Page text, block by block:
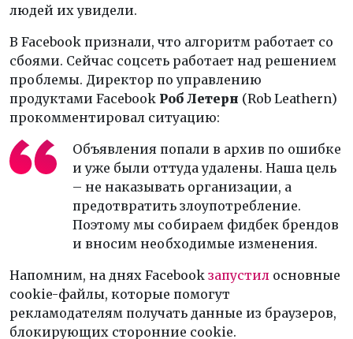
людей их увидели.
В Facebook признали, что алгоритм работает со
сбоями. Сейчас соцсеть работает над решением
проблемы. Директор по управлению
продуктами Facebook Роб Летерн (Rob Leathern)
прокомментировал ситуацию:
Объявления попали в архив по ошибке
и уже были оттуда удалены. Наша цель
– не наказывать организации, а
предотвратить злоупотребление.
Поэтому мы собираем фидбек брендов
и вносим необходимые изменения.
Напомним, на днях Facebook запустил основные
cookie-файлы, которые помогут
рекламодателям получать данные из браузеров,
блокирующих сторонние cookie.